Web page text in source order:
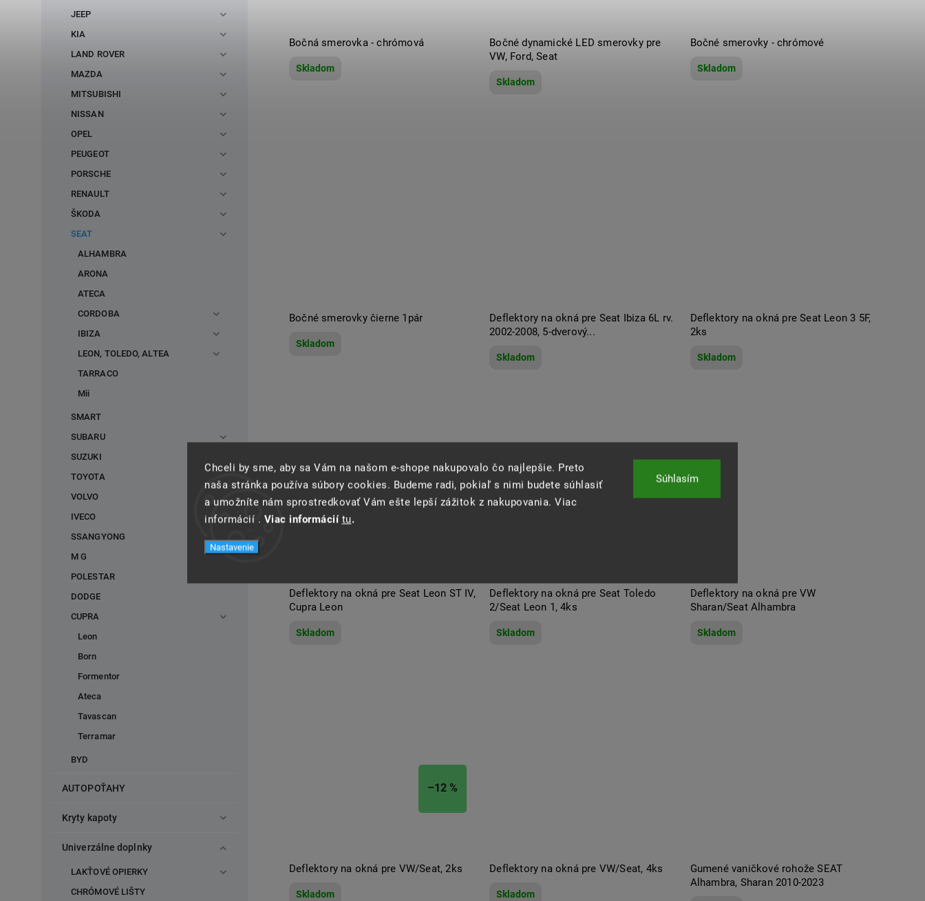
Chceli by sme, aby sa Vám na našom e-shope nakupovalo čo najlepšie. Preto
naša stránka používa súbory cookies. Budeme radi, pokiaľ s nimi budete súhlasiť
a umožníte nám sprostredkovať Vám ešte lepší zážitok z nakupovania. Viac
informácií . Viac informácií tu.
Nastavenie
Súhlasím
JEEP
KIA
LAND ROVER
MAZDA
MITSUBISHI
NISSAN
OPEL
PEUGEOT
PORSCHE
RENAULT
ŠKODA
SEAT
ALHAMBRA
ARONA
ATECA
CORDOBA
IBIZA
LEON, TOLEDO, ALTEA
TARRACO
Mii
SMART
SUBARU
SUZUKI
TOYOTA
VOLVO
IVECO
SSANGYONG
M G
POLESTAR
DODGE
CUPRA
Leon
Born
Formentor
Ateca
Tavascan
Terramar
BYD
AUTOPOŤAHY
Kryty kapoty
Univerzálne doplnky
LAKŤOVÉ OPIERKY
CHRÓMOVÉ LIŠTY
Bočná smerovka - chrómová
Skladom
Bočné dynamické LED smerovky pre
VW, Ford, Seat
Skladom
Bočné smerovky - chrómové
Skladom
Bočné smerovky čierne 1pár
Skladom
Deflektory na okná pre Seat Ibiza 6L rv.
2002-2008, 5-dverový...
Skladom
Deflektory na okná pre Seat Leon 3 5F,
2ks
Skladom
Deflektory na okná pre Seat Leon ST IV,
Cupra Leon
Skladom
Deflektory na okná pre Seat Toledo
2/Seat Leon 1, 4ks
Skladom
Deflektory na okná pre VW
Sharan/Seat Alhambra
Skladom
–12 %
Deflektory na okná pre VW/Seat, 2ks
Skladom
Deflektory na okná pre VW/Seat, 4ks
Skladom
Gumené vaničkové rohože SEAT
Alhambra, Sharan 2010-2023